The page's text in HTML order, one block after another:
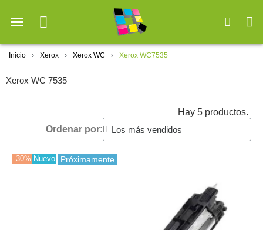
Inicio Xerox Xerox WC Xerox WC7535
Xerox WC 7535
Hay 5 productos.
Ordenar por:
-30% Nuevo Próximamente